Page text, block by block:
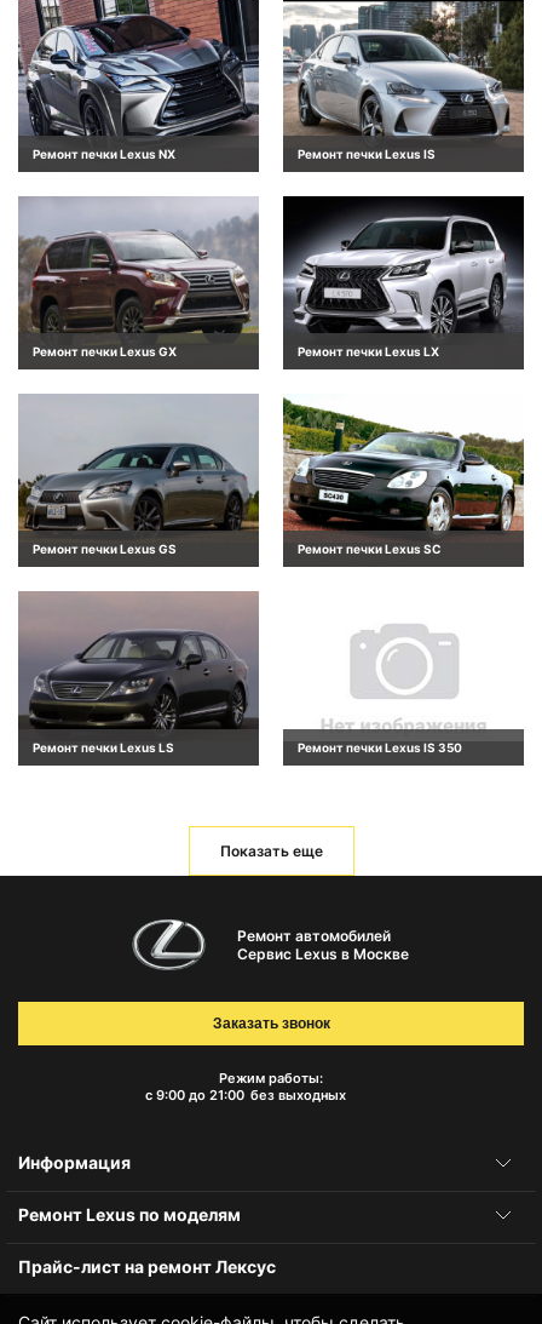
Ремонт печки Lexus NX Ремонт печки Lexus IS
Ремонт печки Lexus GX Ремонт печки Lexus LX
Ремонт печки Lexus GS Ремонт печки Lexus SC
Ремонт печки Lexus LS Ремонт печки Lexus IS 350
Показать еще
Ремонт автомобилей
Сервис Lexus в Москве
Режим работы:
с 9:00 до 21:00 без выходных
Заказать звонок
Информация
Ремонт Lexus по моделям
Прайс-лист на ремонт Лексус